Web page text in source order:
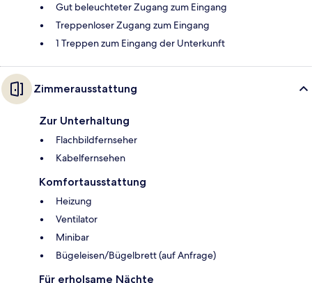
Gut beleuchteter Zugang zum Eingang
Treppenloser Zugang zum Eingang
1 Treppen zum Eingang der Unterkunft
Zimmerausstattung
Zur Unterhaltung
Flachbildfernseher
Kabelfernsehen
Komfortausstattung
Heizung
Ventilator
Minibar
Bügeleisen/Bügelbrett (auf Anfrage)
Für erholsame Nächte